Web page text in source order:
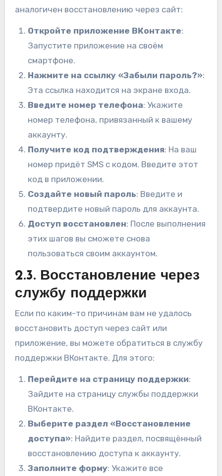
аналогичен восстановлению через сайт:
Откройте приложение ВКонтакте:
Запустите приложение на своём
смартфоне.
Нажмите на ссылку «Забыли пароль?»:
Эта ссылка находится на экране входа.
Введите номер телефона: Укажите
номер телефона, привязанный к вашему
аккаунту.
Получите код подтверждения: На ваш
номер придёт SMS с кодом. Введите этот
код в приложении.
Создайте новый пароль: Введите и
подтвердите новый пароль для аккаунта.
Доступ восстановлен: После выполнения
этих шагов вы сможете снова
пользоваться своим аккаунтом.
2.3. Восстановление через
службу поддержки
Если по каким-то причинам вам не удалось
восстановить доступ через сайт или
приложение, вы можете обратиться в службу
поддержки ВКонтакте. Для этого:
Перейдите на страницу поддержки:
Зайдите на страницу службы поддержки
ВКонтакте.
Выберите раздел «Восстановление
доступа»: Найдите раздел, посвящённый
восстановлению доступа к аккаунту.
Заполните форму: Укажите все